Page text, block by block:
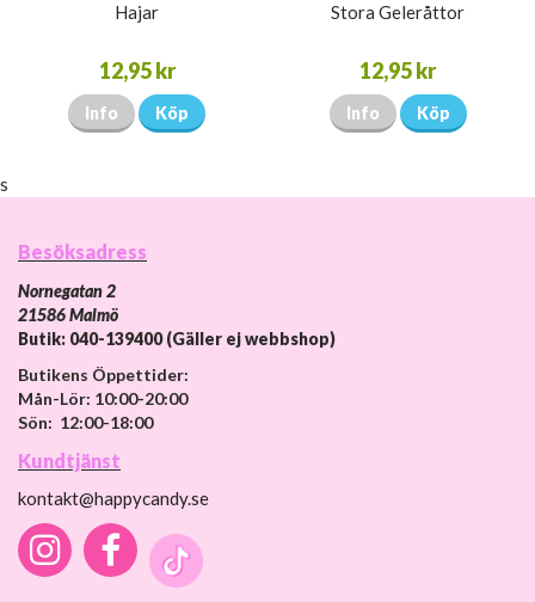
Hajar
12,95 kr
Info Köp
Stora Geleråttor
12,95 kr
Info Köp
s
Besöksadress
Nornegatan 2
21586 Malmö
Butik: 040-139400 (Gäller ej webbshop)
Butikens Öppettider:
Mån-Lör: 10:00-20:00
Sön: 12:00-18:00
Kundtjänst
kontakt@happycandy.se